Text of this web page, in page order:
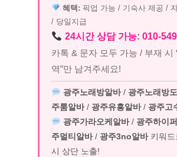
혜택: 픽업 가능 / 기숙사 제공 /
/ 당일지급
24시간 상담 가능: 010-
카톡 & 문자 모두 가능 / 부재 시
역”만 남겨주세요!
광주노래방알바/ 광주노래방도
주룸알바/ 광주유흥알바/ 광주고
광주가라오케알바/ 광주하이
주멀티알바/ 광주3no알바키워드
시 상단 노출!